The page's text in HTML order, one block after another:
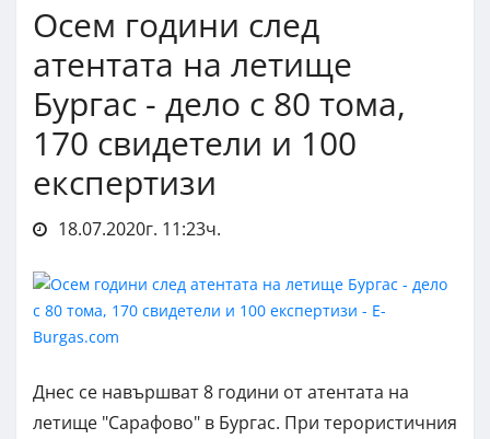
Осем години след
атентата на летище
Бургас - дело с 80 тома,
170 свидетели и 100
експертизи
18.07.2020г. 11:23ч.
Днес се навършват 8 години от атентата на
летище "Сарафово" в Бургас. При терористичния